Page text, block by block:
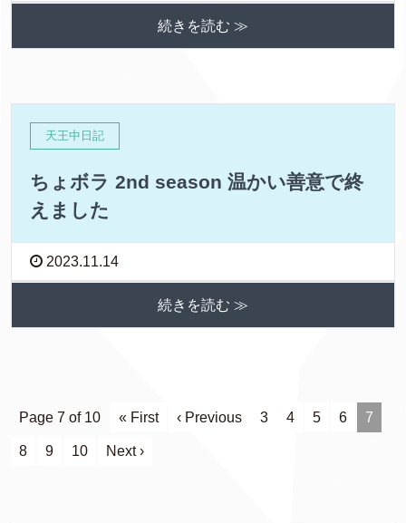
続きを読む ≫
天王中日記
ちょボラ 2nd season 温かい善意で終
えました
2023.11.14
続きを読む ≫
Page 7 of 10 « First ‹ Previous 3 4 5 6 7
8 9 10 Next ›